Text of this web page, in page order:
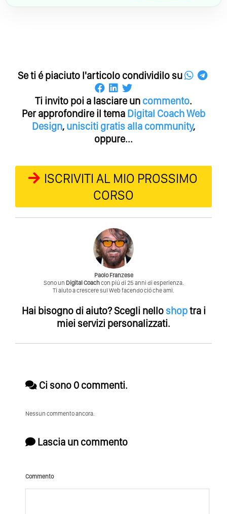
Se ti é piaciuto l'articolo condividilo su
Ti invito poi a lasciare un commento.
Per approfondire il tema Digital CoachWeb
Design, unisciti gratis alla community,
oppure...
ISCRIVITI AL MIO PROSSIMO
CORSO
Paolo Franzese
Sono un Digital Coachcon piú di 25 anni di esperienza.
Ti aiuto a crescere sul Web facendo ció che ami.
Hai bisogno di aiuto?Scegli nello shoptra i
miei servizi personalizzati.
Ci sono 0 commenti.
Nessun commento ancora.
Lascia un commento
Commento